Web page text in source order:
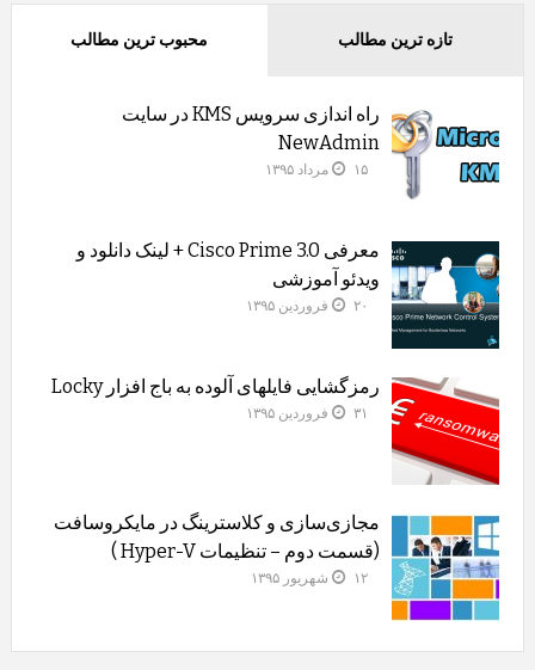
محبوب ترین مطالب تازه ترین مطالب
راه اندازی سرویس KMS در سایت
NewAdmin
۱۵ مرداد ۱۳۹۵
معرفی Cisco Prime 3.0 + لینک دانلود و
ویدئو آموزشی
۲۰ فروردین ۱۳۹۵
رمزگشایی فایلهای آلوده به باج افزار Locky
۳۱ فروردین ۱۳۹۵
مجازی‌سازی و کلاسترینگ‌ در مایکروسافت
(قسمت دوم – تنظیمات Hyper-V )
۱۲ شهریور ۱۳۹۵